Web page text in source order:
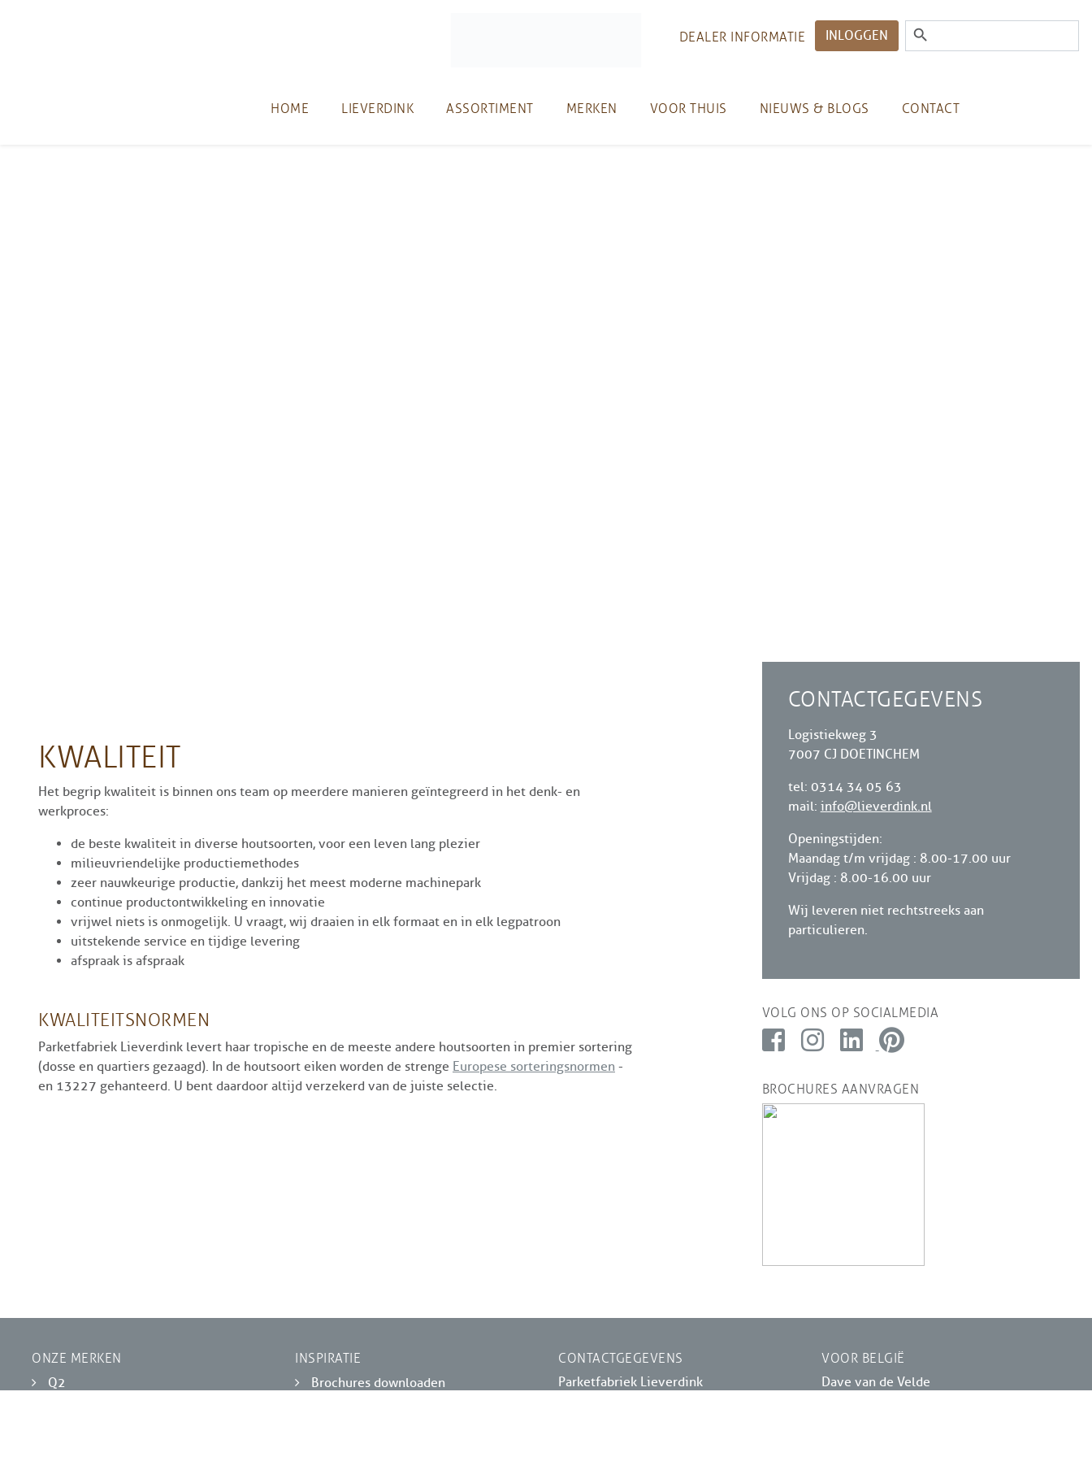
HOME LIEVERDINK ASSORTIMENT MERKEN VOOR THUIS NIEUWS & BLOGS CONTACT
DEALER INFORMATIE INLOGGEN
KWALITEIT
Het begrip kwaliteit is binnen ons team op meerdere manieren geïntegreerd in het denk- en
werkproces:
de beste kwaliteit in diverse houtsoorten, voor een leven lang plezier
milieuvriendelijke productiemethodes
zeer nauwkeurige productie, dankzij het meest moderne machinepark
continue productontwikkeling en innovatie
vrijwel niets is onmogelijk. U vraagt, wij draaien in elk formaat en in elk legpatroon
uitstekende service en tijdige levering
afspraak is afspraak
KWALITEITSNORMEN
Parketfabriek Lieverdink levert haar tropische en de meeste andere houtsoorten in premier sortering
(dosse en quartiers gezaagd). In de houtsoort eiken worden de strenge Europese sorteringsnormen -
en 13227 gehanteerd. U bent daardoor altijd verzekerd van de juiste selectie.
CONTACTGEGEVENS
Logistiekweg 3
7007 CJ DOETINCHEM
tel: 0314 34 05 63
mail: info@lieverdink.nl
Openingstijden:
Maandag t/m vrijdag : 8.00-17.00 uur
Vrijdag : 8.00-16.00 uur
Wij leveren niet rechtstreeks aan
particulieren.
VOLG ONS OP SOCIALMEDIA
BROCHURES AANVRAGEN
ONZE MERKEN
Q2
INSPIRATIE
Brochures downloaden
CONTACTGEGEVENS
Parketfabriek Lieverdink
VOOR BELGIË
Dave van de Velde